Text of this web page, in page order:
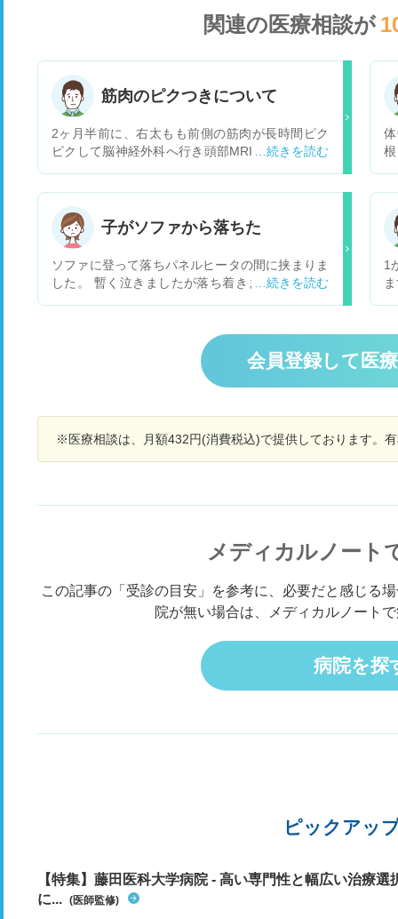
関連の医療相談が
筋肉のピクつきについて
2ヶ月半前に、右太もも前側の筋肉が長時間ピク
ピクして脳神経外科へ行き頭部MRIと血液検査を
くなり、治りかけた時に逆の足や、腕、背中、お
腹、いたるところがピクピクとしては場所が移る
ようなピクつきが出始めました。 瞬間的にだった
りビクビクっというような数秒のピクつきです。
最初はひっきりなしで、安静時にピクつきを感じ
ていました。 行動時はほぼわからないです。 2ヶ
筋の部分にかなり小さなピクつきがあることに気
づきました。 不規則にピクついて1日中なってい
るような感じです。 5日程度前に首のピクつきも
パフォーマンスはずっと変わらないのですが、神
経内科に行きました。 力の測定をしましたが異常
検査しないとわからないと言われました。 一旦、
たりもします。 ピクつきを見ただけで、良いもの
か悪いものかって判断できるのでしょうか？ 最初
脛骨筋のところがかなり小さく不規則にピクつき
が持続してるところが少し気持ち悪いです。 右太
します。 ずっと見てるわけではないので、ずっ
とピクつきがあるのかはわかりません。 静止時に
ょうか？
子がソファから落ちた
ソファに登って落ちパネルヒータの間に挟まりま
した。 暫く泣きましたが落ち着きました。 たん
が 病院に行って見てもらったほうが良いのでしょ
1
会員登録して医
※医療相談は、月額432円(消費税込)で提供しております。
メディカルノート
この記事の「受診の目安」を参考に、必要だと感じる
院が無い場合は、メディカルノート
病院を探
ピックアッ
【特集】藤田医科大学病院 - 高い専門性と幅広い治療
に... (医師監修)